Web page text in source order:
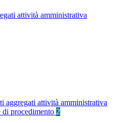
attività amministrativa
aggregati attività amministrativa
procedimento 2